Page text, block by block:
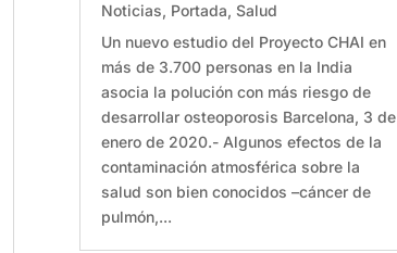
Noticias, Portada, Salud
Un nuevo estudio del Proyecto CHAI en
más de 3.700 personas en la India
asocia la polución con más riesgo de
desarrollar osteoporosis Barcelona, 3 de
enero de 2020.- Algunos efectos de la
contaminación atmosférica sobre la
salud son bien conocidos –cáncer de
pulmón,...